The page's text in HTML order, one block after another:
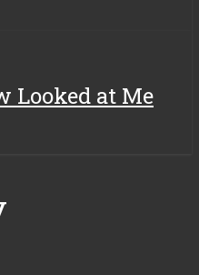
Looked at Me